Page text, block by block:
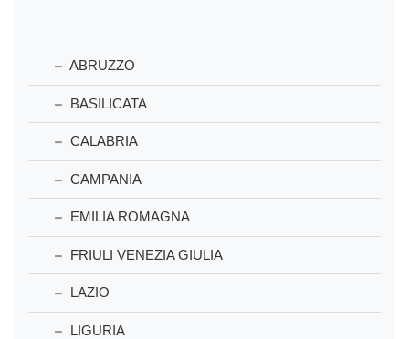
ABRUZZO
BASILICATA
CALABRIA
CAMPANIA
EMILIA ROMAGNA
FRIULI VENEZIA GIULIA
LAZIO
LIGURIA